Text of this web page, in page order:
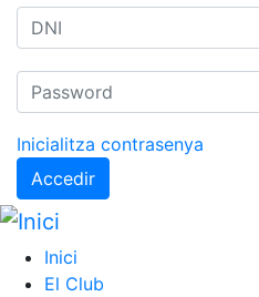
Inicialitza contrasenya
Accedir
Inici
El Club